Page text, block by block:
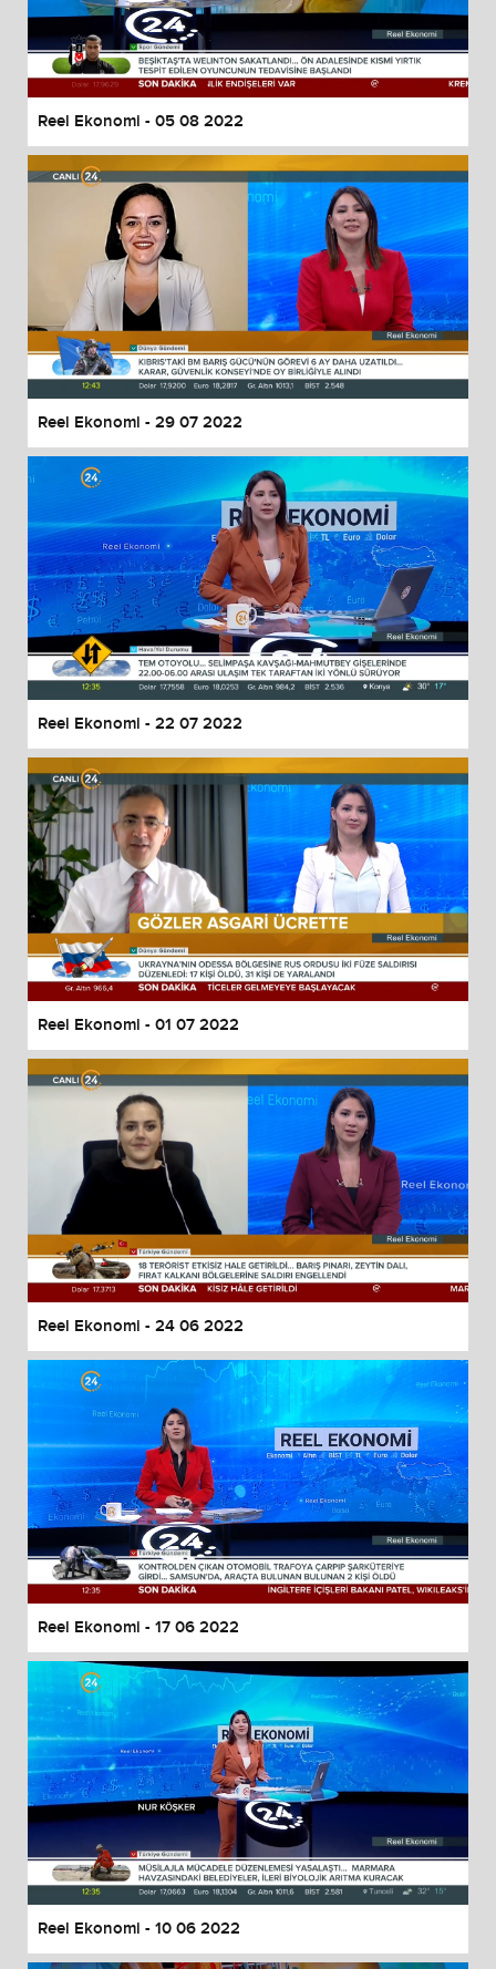
Reel Ekonomi - 05 08 2022
Reel Ekonomi - 29 07 2022
Reel Ekonomi - 22 07 2022
Reel Ekonomi - 01 07 2022
Reel Ekonomi - 24 06 2022
Reel Ekonomi - 17 06 2022
Reel Ekonomi - 10 06 2022